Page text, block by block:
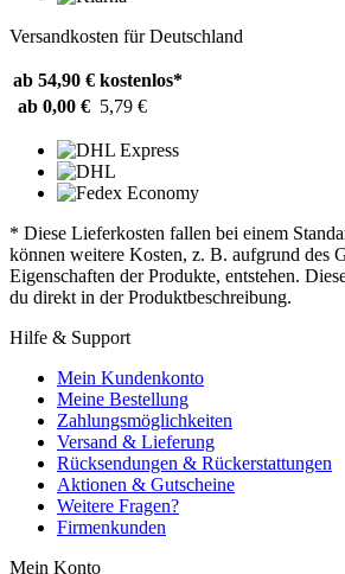
Versandkosten für Deutschland
ab 54,90 € kostenlos*
ab 0,00 € 5,79 €
* Diese Lieferkosten fallen bei einem
können weitere Kosten, z. B. aufgrund des
Eigenschaften der Produkte, entstehen.
du direkt in der Produktbeschreibung.
Hilfe & Support
Mein Kundenkonto
Meine Bestellung
Zahlungsmöglichkeiten
Versand & Lieferung
Rücksendungen & Rückerstattungen
Aktionen & Gutscheine
Weitere Fragen?
Firmenkunden
Mein Konto